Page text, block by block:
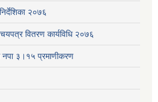
२०७६
वितरण कार्यविधि २०७६
नपा ३।१५ प्रमाणीकरण